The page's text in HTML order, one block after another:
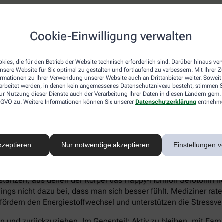
Cookie-Einwilligung verwalten
die für den Betrieb der Website technisch erforderlich sind. Darüber hinaus
Website für Sie optimal zu gestalten und fortlaufend zu verbessern. Mit Ihrer
zu Ihrer Verwendung unserer Website auch an Drittanbieter weiter. Soweit
werden, in denen kein angemessenes Datenschutzniveau besteht, stimmen
Nutzung dieser Dienste auch der Verarbeitung Ihrer Daten in diesen Ländern
zu. Weitere Informationen können Sie unserer Datenschutzerklärung
Nur notwendige akzeptieren Einstellungen
eher Ein- und Durchschlafstörungen anstatt eines
Heißhungerattacken. Ein Anzeichen für eine
sich zu kaum etwas aufraffen und sind permanent
sind typisch.
– auch wenn ein Angehöriger betroffen ist – sollte man
Deutsche Depressionshilfe auf:
Süßkram sind. Schokolade macht tatsächlich glücklich.
aus denen der Körper das Happy-Hormon Serotonin
nicht dazu bei, dass man sich besser fühlt. Mediziner
den Energiestoffwechsel und unterstützen die